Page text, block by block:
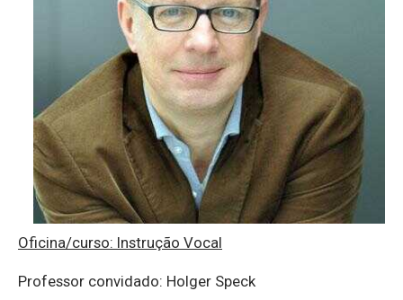
Oficina/curso: Instrução Vocal
Professor convidado: Holger Speck